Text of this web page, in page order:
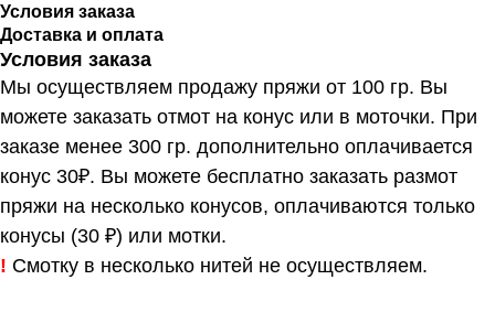
Условия заказа
Доставка и оплата
Условия заказа
Мы осуществляем продажу пряжи от 100 гр. Вы
можете заказать отмот на конус или в моточки. При
заказе менее 300 гр. дополнительно оплачивается
конус 30₽. Вы можете бесплатно заказать размот
пряжи на несколько конусов, оплачиваются только
конусы (30 ₽) или мотки.
! Смотку в несколько нитей не осуществляем.